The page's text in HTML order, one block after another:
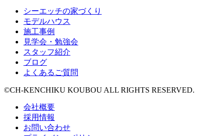
シーエッチの家づくり
モデルハウス
施工事例
見学会・勉強会
スタッフ紹介
ブログ
よくあるご質問
©CH-KENCHIKU KOUBOU ALL RIGHTS RESERVED.
会社概要
採用情報
お問い合わせ